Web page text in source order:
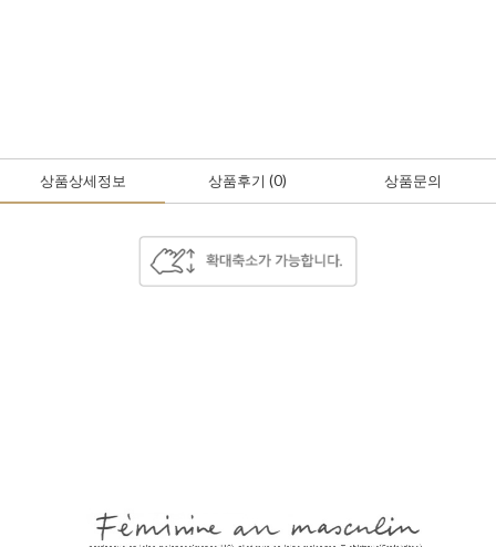
상품상세정보 상품후기 (0) 상품문의